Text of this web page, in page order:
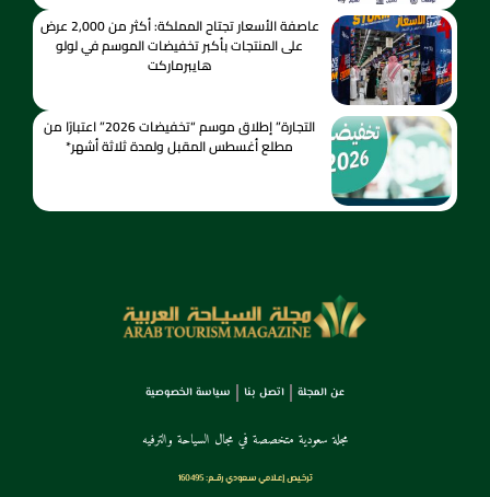
عاصفة الأسعار تجتاح المملكة: أكثر من 2,000 عرض
على المنتجات بأكبر تخفيضات الموسم في لولو
هايبرماركت
التجارة” إطلاق موسم “تخفيضات 2026” اعتبارًا من
مطلع أغسطس المقبل ولمدة ثلاثة أشهر*
عن المجلة اتصل بنا سياسة الخصوصية
مجلة سعودية متخصصة في مجال السياحة والترفيه
ترخـيص إعـلامي سـعودي رقــم: 160495